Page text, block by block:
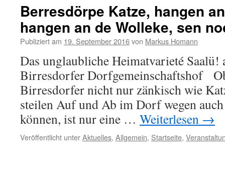
Berresdörpe Katze, hangen
hangen an de Wolleke, sen
Publiziert am 19. September 2016von Markus Homann
Das unglaubliche Heimatvarieté Saalü!
Birresdorfer Dorfgemeinschaftshof
Birresdorfer nicht nur zänkisch wie
steilen Auf und Ab im Dorf wegen
können, ist nur eine … Weiterlesen →
Veröffentlicht unterAktuelles, Allgemein, Startseite,